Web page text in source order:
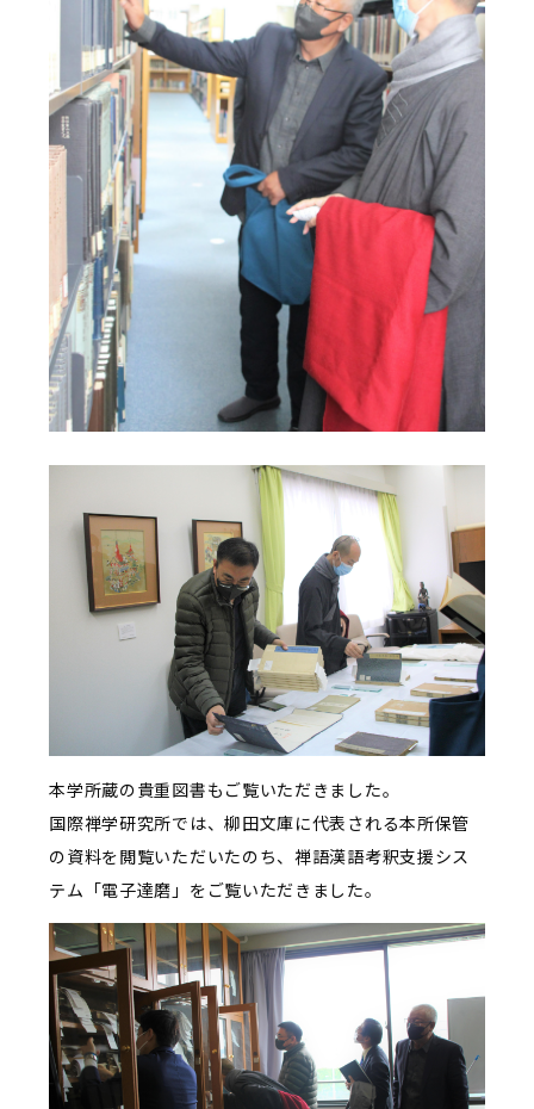
本学所蔵の貴重図書もご覧いただきました。
国際禅学研究所では、柳田文庫に代表される本所保管
の資料を閲覧いただいたのち、禅語漢語考釈支援シス
テム「電子達磨」をご覧いただきました。